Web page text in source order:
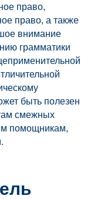
право,
право, а также
внимание
грамматики
быть полезен
смежных
помощникам,